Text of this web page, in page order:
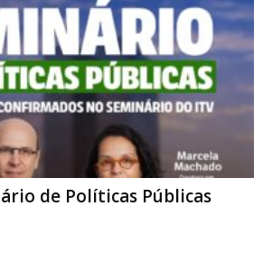
de Políticas Públicas